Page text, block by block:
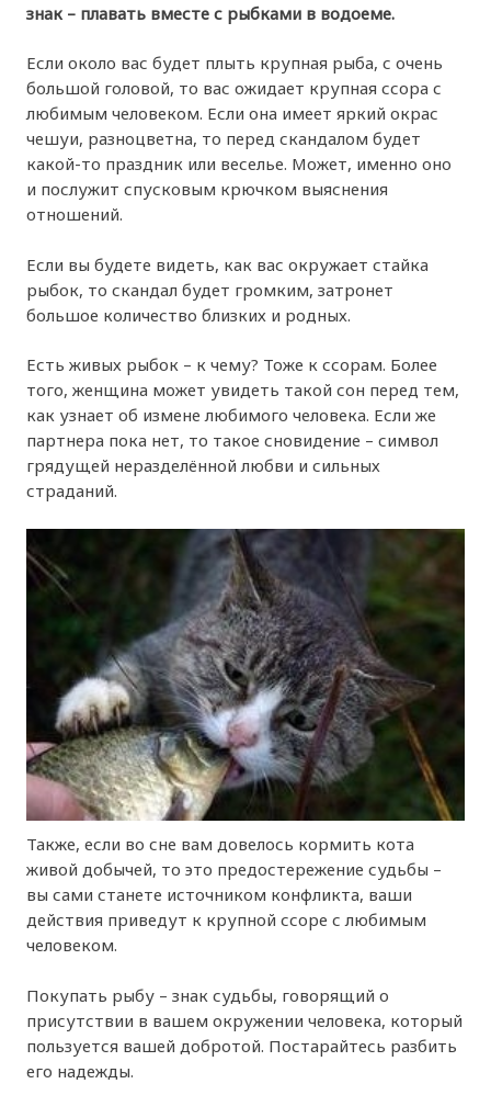
знак – плавать вместе с рыбками в водоеме.
Если около вас будет плыть крупная рыба, с очень
большой головой, то вас ожидает крупная ссора с
любимым человеком. Если она имеет яркий окрас
чешуи, разноцветна, то перед скандалом будет
какой-то праздник или веселье. Может, именно оно
и послужит спусковым крючком выяснения
отношений.
Если вы будете видеть, как вас окружает стайка
рыбок, то скандал будет громким, затронет
большое количество близких и родных.
Есть живых рыбок – к чему? Тоже к ссорам. Более
того, женщина может увидеть такой сон перед тем,
как узнает об измене любимого человека. Если же
партнера пока нет, то такое сновидение – символ
грядущей неразделённой любви и сильных
страданий.
Также, если во сне вам довелось кормить кота
живой добычей, то это предостережение судьбы –
вы сами станете источником конфликта, ваши
действия приведут к крупной ссоре с любимым
человеком.
Покупать рыбу – знак судьбы, говорящий о
присутствии в вашем окружении человека, который
пользуется вашей добротой. Постарайтесь разбить
его надежды.